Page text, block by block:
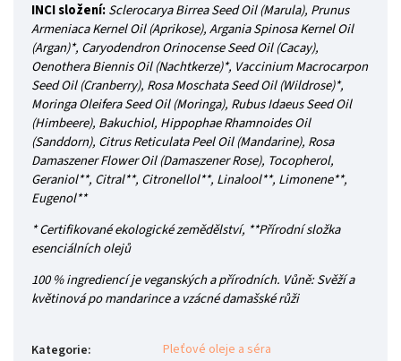
INCI složení:Sclerocarya Birrea Seed Oil (Marula), Prunus
Armeniaca Kernel Oil (Aprikose), Argania Spinosa Kernel Oil
(Argan)*, Caryodendron Orinocense Seed Oil (Cacay),
Oenothera Biennis Oil (Nachtkerze)*, Vaccinium Macrocarpon
Seed Oil (Cranberry), Rosa Moschata Seed Oil (Wildrose)*,
Moringa Oleifera Seed Oil (Moringa), Rubus Idaeus Seed Oil
(Himbeere), Bakuchiol, Hippophae Rhamnoides Oil
(Sanddorn), Citrus Reticulata Peel Oil (Mandarine), Rosa
Damaszener Flower Oil (Damaszener Rose), Tocopherol,
Geraniol**, Citral**, Citronellol**, Linalool**, Limonene**,
Eugenol**
* Certifikované ekologické zemědělství, **Přírodní složka
esenciálních olejů
100 % ingrediencí je veganských a přírodních. Vůně: Svěží a
květinová po mandarince a vzácné damašské růži
Kategorie:
Pleťové oleje a séra